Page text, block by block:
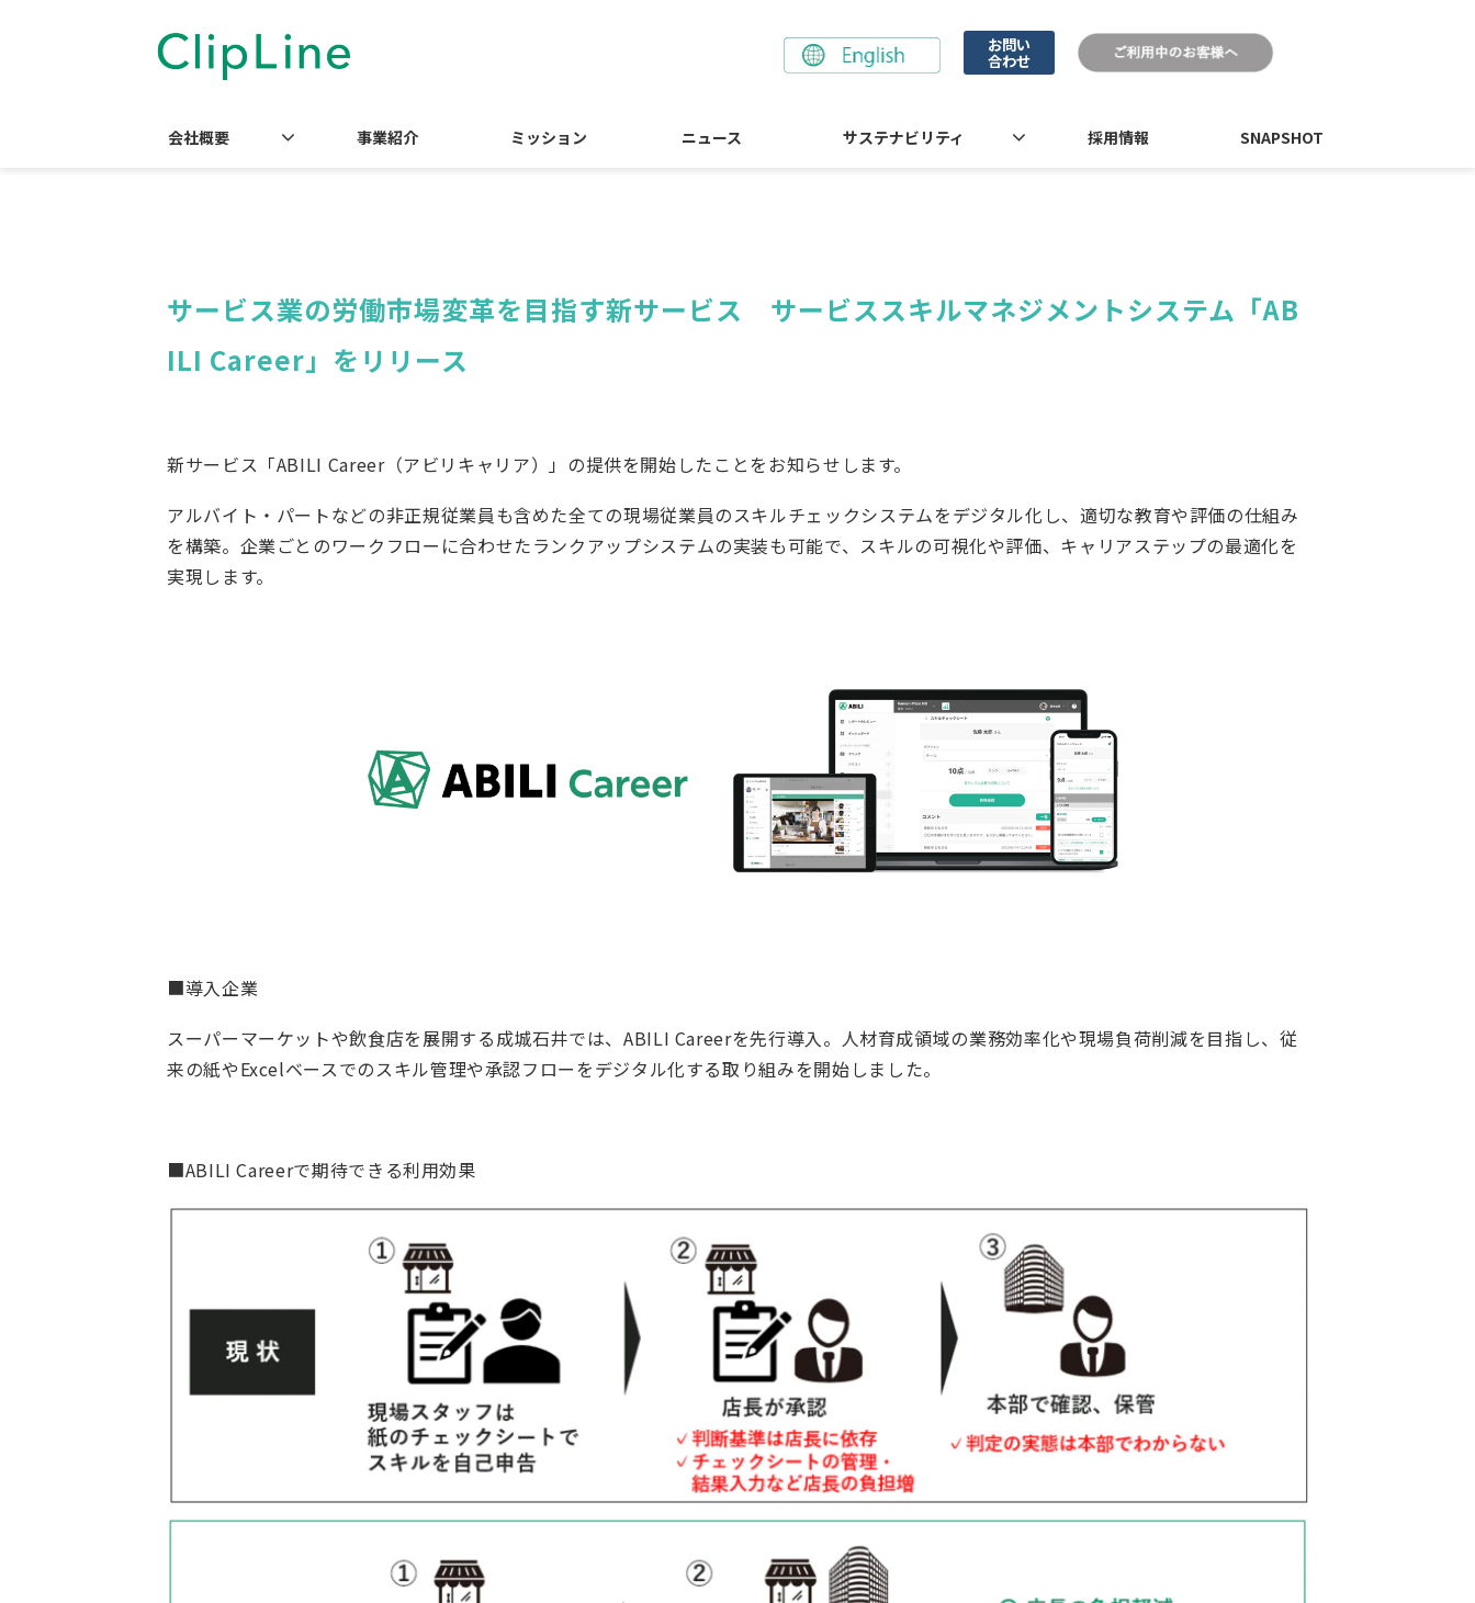
お問い
合わせ
会社概要 事業紹介 ミッション ニュース サステナビリティ 採用情報 SNAPSHOT
サービス業の労働市場変革を目指す新サービス　サービススキルマネジメントシステム「AB
ILI Career」をリリース
新サービス「ABILI Career（アビリキャリア）」の提供を開始したことをお知らせします。
アルバイト・パートなどの非正規従業員も含めた全ての現場従業員のスキルチェックシステムをデジタル化し、適切な教育や評価の仕組み
を構築。企業ごとのワークフローに合わせたランクアップシステムの実装も可能で、スキルの可視化や評価、キャリアステップの最適化を
実現します。
■導入企業
スーパーマーケットや飲食店を展開する成城石井では、ABILI Careerを先行導入。人材育成領域の業務効率化や現場負荷削減を目指し、従
来の紙やExcelベースでのスキル管理や承認フローをデジタル化する取り組みを開始しました。
■ABILI Careerで期待できる利用効果